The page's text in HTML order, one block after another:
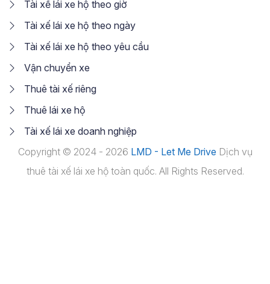
Tài xế lái xe hộ theo giờ
Tài xế lái xe hộ theo ngày
Tài xế lái xe hộ theo yêu cầu
Vận chuyển xe
Thuê tài xế riêng
Thuê lái xe hộ
Tài xế lái xe doanh nghiệp
Copyright © 2024 - 2026 LMD - Let Me Drive Dịch vụ
thuê tài xế lái xe hộ toàn quốc. All Rights Reserved.